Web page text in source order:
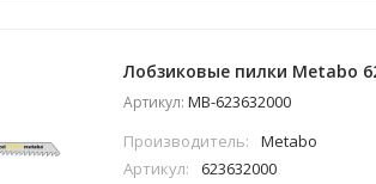
Лобзиковые пилки Metabo
Артикул: MB-623632000
Производитель:
Metabo
Артикул:
623632000